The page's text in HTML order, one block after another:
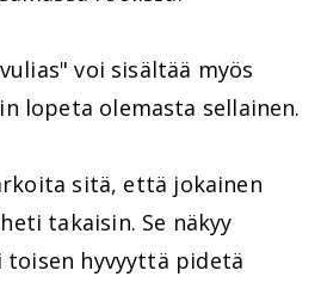
voi sisältää myös
lopeta olemasta sellainen.
sitä, että jokainen
takaisin. Se näkyy
hyvyyttä pidetä